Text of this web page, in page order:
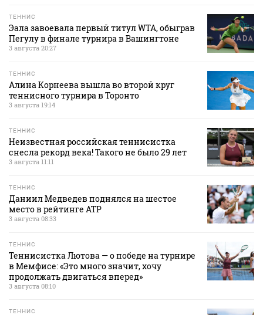
ТЕННИС
Эала завоевала первый титул WTA, обыграв
Пегулу в финале турнира в Вашингтоне
3 августа 20:27
ТЕННИС
Алина Корнеева вышла во второй круг
теннисного турнира в Торонто
3 августа 19:14
ТЕННИС
Неизвестная российская теннисистка
снесла рекорд века! Такого не было 29 лет
3 августа 11:11
ТЕННИС
Даниил Медведев поднялся на шестое
место в рейтинге АТР
3 августа 08:33
ТЕННИС
Теннисистка Лютова — о победе на турнире
в Мемфисе: «Это много значит, хочу
продолжать двигаться вперед»
3 августа 08:10
ТЕННИС